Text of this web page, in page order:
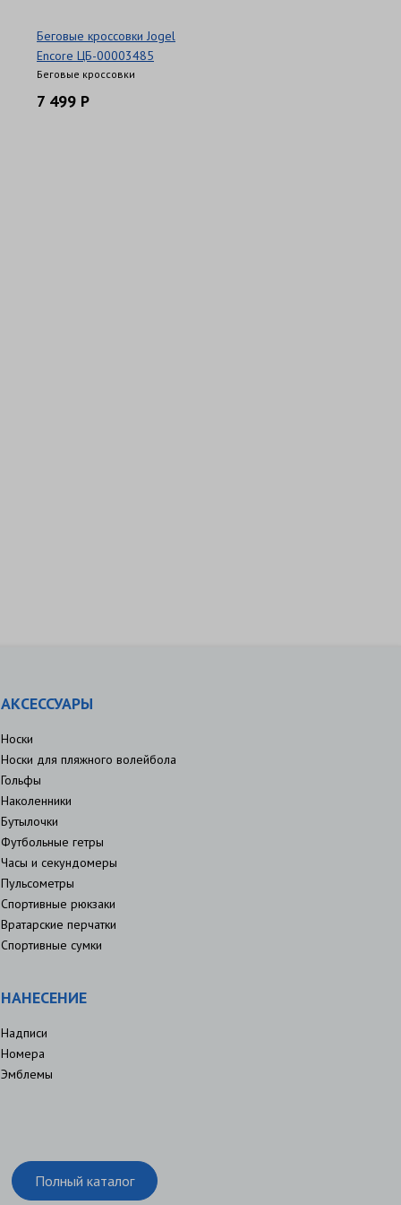
Беговые кроссовки Jogel
Encore ЦБ-00003485
Беговые кроссовки
7 499 Р
АКСЕССУАРЫ
Носки
Носки для пляжного волейбола
Гольфы
Наколенники
Бутылочки
Футбольные гетры
Часы и секундомеры
Пульсометры
Спортивные рюкзаки
Вратарские перчатки
Спортивные сумки
НАНЕСЕНИЕ
Надписи
Номера
Эмблемы
Полный каталог